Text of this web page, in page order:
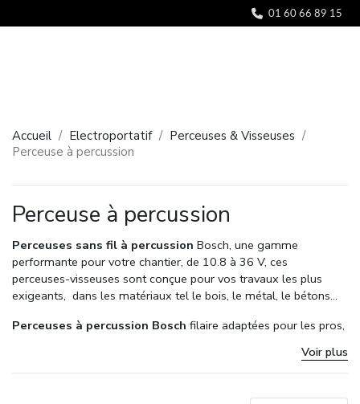
01 60 66 89 15
Accueil Electroportatif
Perceuses & Visseuses
Perceuse à percussion
Perceuse à percussion
Perceuses sans fil à percussion Bosch, une gamme
performante pour votre chantier, de 10.8 à 36 V, ces
perceuses-visseuses sont conçue pour vos travaux les plus
exigeants, dans les matériaux tel le bois, le métal, le bétons...
Perceuses à percussion Bosch filaire adaptées pour les pros,
Voir plus